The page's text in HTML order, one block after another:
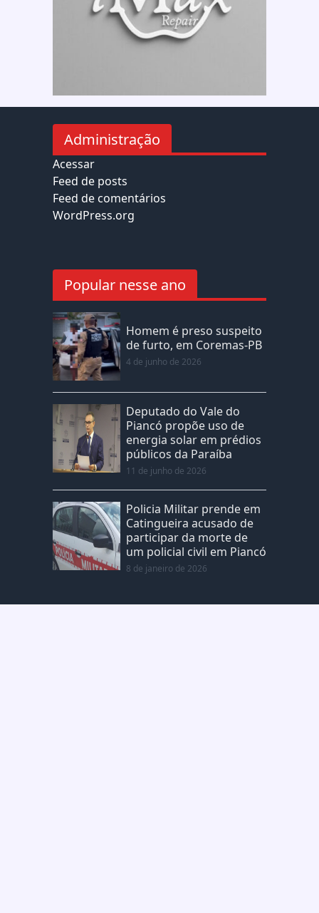
Administração
Acessar
Feed de posts
Feed de comentários
WordPress.org
Popular nesse ano
Homem é preso suspeito
de furto, em Coremas-PB
4 de junho de 2026
Deputado do Vale do
Piancó propõe uso de
energia solar em prédios
públicos da Paraíba
11 de junho de 2026
Policia Militar prende em
Catingueira acusado de
participar da morte de
um policial civil em Piancó
8 de janeiro de 2026